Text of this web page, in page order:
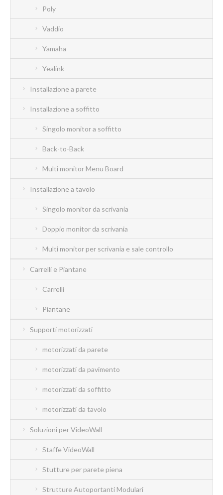
Poly
Vaddio
Yamaha
Yealink
Installazione a parete
Installazione a soffitto
Singolo monitor a soffitto
Back-to-Back
Multi monitor Menu Board
Installazione a tavolo
Singolo monitor da scrivania
Doppio monitor da scrivania
Multi monitor per scrivania e sale controllo
Carrelli e Piantane
Carrelli
Piantane
Supporti motorizzati
motorizzati da parete
motorizzati da pavimento
motorizzati da soffitto
motorizzati da tavolo
Soluzioni per VideoWall
Staffe VideoWall
Stutture per parete piena
Strutture Autoportanti Modulari